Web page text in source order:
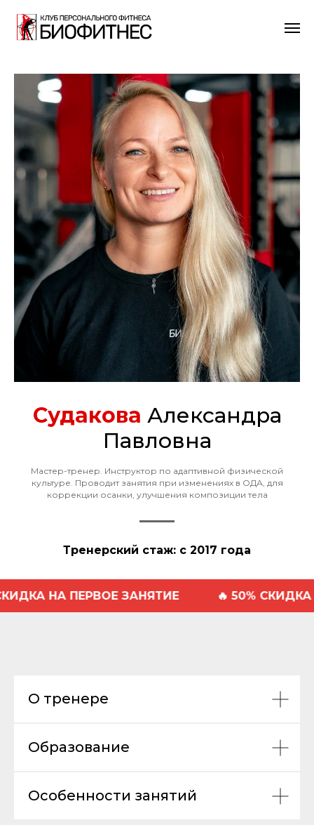
Судакова Александра
Павловна
Мастер-тренер. Инструктор по адаптивной физической
культуре. Проводит занятия при изменениях в ОДА, для
коррекции осанки, улучшения композиции тела
Тренерский стаж: с 2017 года
ПЕРВОЕ ЗАНЯТИЕ 🔥 50% СКИДКА НА
О тренере
Образование
Особенности занятий